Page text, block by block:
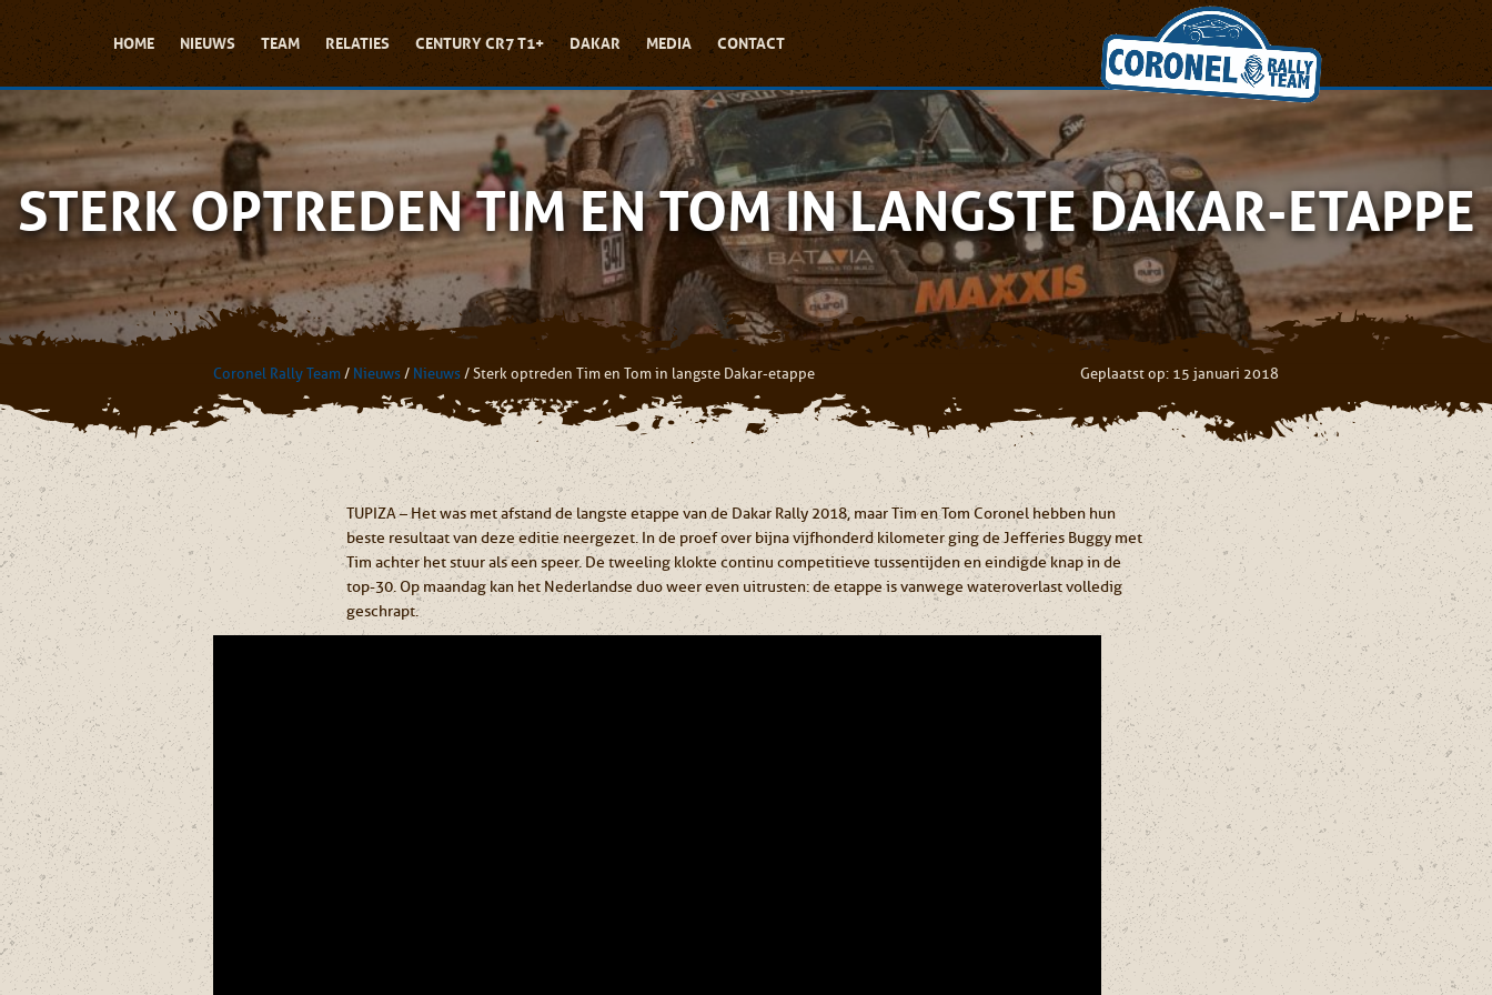
HOME NIEUWS TEAM RELATIES CENTURY CR7 T1+ DAKAR MEDIA CONTACT
STERK OPTREDEN TIM EN TOM IN LANGSTE DAKAR-ETAPPE
Coronel Rally Team / Nieuws / Nieuws /Sterk optreden Tim en Tom in langste Dakar-etappe Geplaatst op: 15 januari 2018
TUPIZA – Het was met afstand de langste etappe van de Dakar Rally 2018, maar Tim en Tom Coronel hebben hun
beste resultaat van deze editie neergezet. In de proef over bijna vijfhonderd kilometer ging de Jefferies Buggy met
Tim achter het stuur als een speer. De tweeling klokte continu competitieve tussentijden en eindigde knap in de
top-30. Op maandag kan het Nederlandse duo weer even uitrusten: de etappe is vanwege wateroverlast volledig
geschrapt.